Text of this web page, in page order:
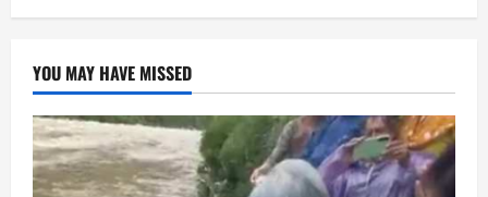
YOU MAY HAVE MISSED